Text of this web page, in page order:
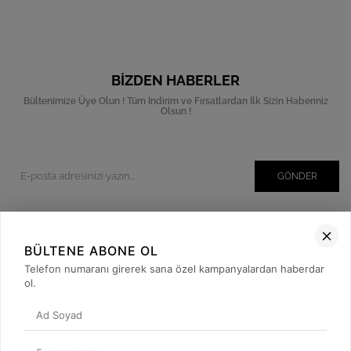
BIZDEN HABERLER
Bültenimize Üye Olun ! Tüm İndirim ve Fırsatlardan İlk Sizin Haberiniz
Olsun !
GÖNDER
Kurumsal
Müşteri İlişkileri
BÜLTENE ABONE OL
Telefon numaranı girerek sana özel kampanyalardan haberdar
ol.